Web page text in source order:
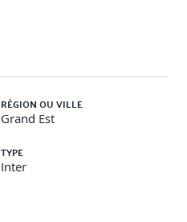
RÉGION OU VILLE
Grand Est
TYPE
Inter